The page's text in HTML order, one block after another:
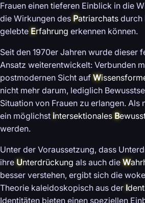
Frauen einen tieferen Einblick in die
die Wirkungen des Patriarchats durch
gelebte Erfahrung erkennen können.
Seit den 1970er Jahren wurde dieser
Ansatz weiterentwickelt: Verbunden
postmodernen Sicht auf W
nicht mehr darum, lediglich
Situation von Frauen zu erlangen. Als
ein möglichst intersektionales B
werden.
Unter der Voraussetzung, dass
ihre Unterdrückung als auch die W
besser verstehen, ergibt sich die
Theorie kaleidoskopisch aus der I
Identitäten bieten einen speziellen